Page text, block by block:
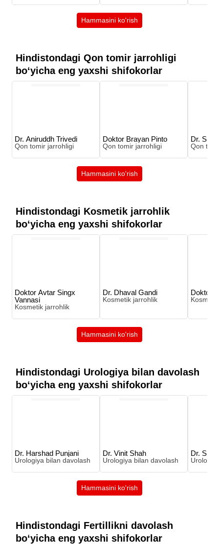
Hammasini ko'rish
Hindistondagi Qon tomir jarrohligi
boʻyicha eng yaxshi shifokorlar
Dr. Aniruddh Trivedi
Qon tomir jarrohligi
Doktor Brayan Pinto
Qon tomir jarrohligi
Dr.
Qon
Hammasini ko'rish
Hindistondagi Kosmetik jarrohlik
boʻyicha eng yaxshi shifokorlar
Doktor Avtar Singx
Vannasi
Kosmetik jarrohlik
Dr. Dhaval Gandi
Kosmetik jarrohlik
Doktor
Hammasini ko'rish
Hindistondagi Urologiya bilan davolash
boʻyicha eng yaxshi shifokorlar
Dr. Harshad Punjani
Urologiya bilan davolash
Dr. Vinit Shah
Urologiya bilan davolash
Dr.
Hammasini ko'rish
Hindistondagi Fertillikni davolash
boʻyicha eng yaxshi shifokorlar